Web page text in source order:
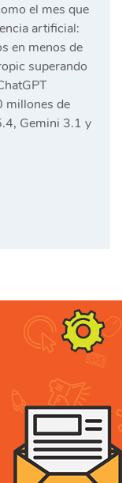
el mes que
artificial:
en menos de
superando
millones de
Gemini 3.1 y